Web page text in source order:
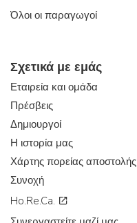
Όλοι οι παραγωγοί
Σχετικά με εμάς
Εταιρεία και ομάδα
Πρέσβεις
Δημιουργοί
Η ιστορία μας
Χάρτης πορείας αποστολής
Συνοχή
Ho.Re.Ca.